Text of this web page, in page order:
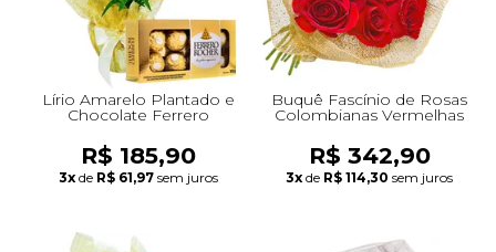
Lírio Amarelo Plantado e
Chocolate Ferrero
R$ 185,90
3x de R$ 61,97 sem juros
Buquê Fascínio de Rosas
Colombianas Vermelhas
R$ 342,90
3x de R$ 114,30 sem juros